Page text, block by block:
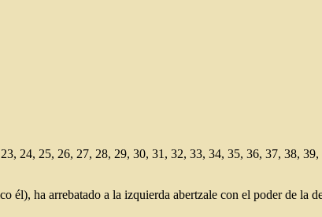
24, 25, 26, 27, 28, 29, 30, 31, 32, 33, 34, 35, 36, 37, 38,
ha arrebatado a la izquierda abertzale con el poder de la